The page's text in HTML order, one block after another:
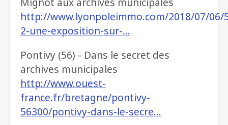
http://www.lyonpoleimmo.com/2018/07/06/
2-une-exposition-sur-…
Pontivy (56) - Dans le secret des
archives municipales
http://www.ouest-
france.fr/bretagne/pontivy-
56300/pontivy-dans-le-secre…